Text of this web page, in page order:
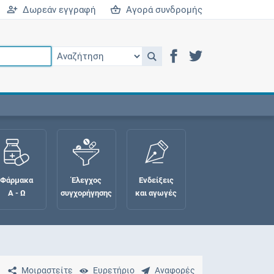
Δωρεάν εγγραφή Αγορά συνδρομής
Φάρμακα
Α - Ω
Έλεγχος
συγχορήγησης
Ενδείξεις
και αγωγές
Μοιραστείτε Ευρετήριο Αναφορές